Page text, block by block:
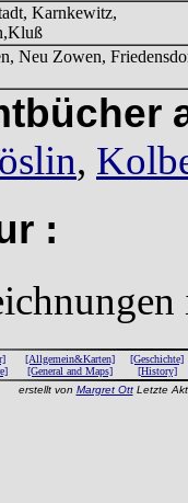
Karnkewitz,
Neu Zowen,
,
:
[Allgemein&Karten]
[Geschichte]
[General and Maps]
[History]
erstellt von Margret OttLetzte